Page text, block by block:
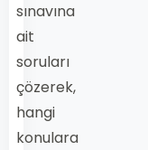
sınavına
ait
soruları
çözerek,
hangi
konulara